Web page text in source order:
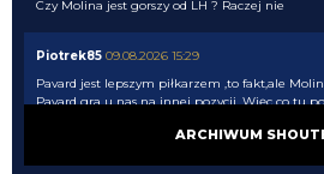
Czy Molina jest gorszy od LH ? Raczej nie
Piotrek85 09.08.2026 15:29
Pavard jest lepszym piłkarzem ,to fakt,ale
Pavard gra u nas na innej pozycji. Więc co tu
ARCHIWUM